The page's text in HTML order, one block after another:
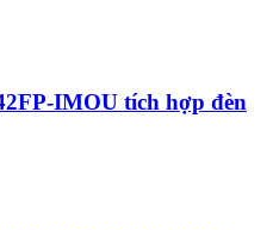
IMOU tích hợp đèn